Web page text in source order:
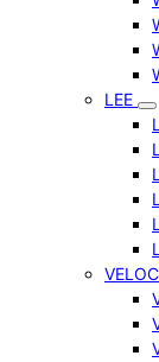
LEE